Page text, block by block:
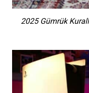
2025 Gümrük